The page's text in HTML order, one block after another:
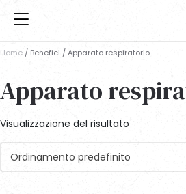
Home / Benefici / Apparato respiratorio
Apparato
Visualizzazione del risultato
Ordinamento predefinito